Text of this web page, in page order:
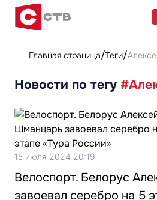
Главная страница Теги
Новости по тегу
15 июля 2024 20:19
Велоспорт. Белорус
завоевал серебро на 5